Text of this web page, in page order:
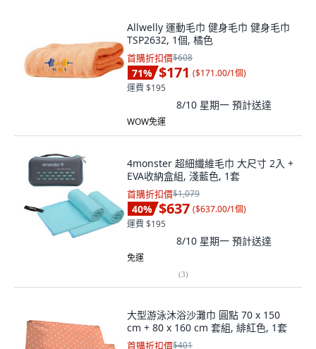
Allwelly 運動毛巾 健身毛巾 健身毛巾
TSP2632, 1個, 橘色
首購折扣價$608
71% $171 ($171.00/1個)
運費 $195
8/10 星期一 預計送達
WOW免運
4monster 超細纖維毛巾 大尺寸 2入 +
EVA收納盒組, 淺藍色, 1套
首購折扣價$1,079
40% $637 ($637.00/1個)
運費 $195
8/10 星期一 預計送達
免運
(3)
大型游泳沐浴沙灘巾 圓點 70 x 150
cm + 80 x 160 cm 套組, 緋紅色, 1套
首購折扣價$401